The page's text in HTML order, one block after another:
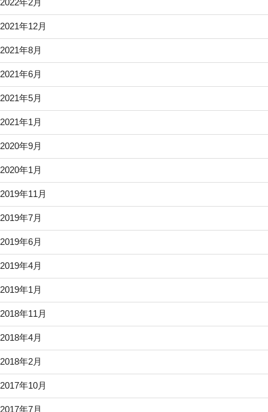
2022年2月
2021年12月
2021年8月
2021年6月
2021年5月
2021年1月
2020年9月
2020年1月
2019年11月
2019年7月
2019年6月
2019年4月
2019年1月
2018年11月
2018年4月
2018年2月
2017年10月
2017年7月